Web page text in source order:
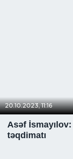
20.10.2023, 11:16
Asəf
təqdimatı